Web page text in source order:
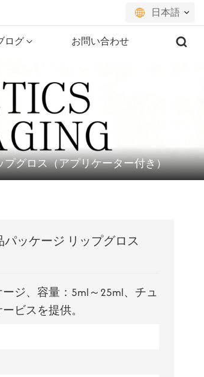
日本語
русский
español
português
ログ お問い合わせ
プグロス（アプリケーター付き）
ッケージ リップグロス
ジ、容量：5ml～25ml、チュ
ビスを提供。